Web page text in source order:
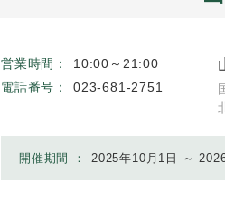
営業時間：
10:00～21:00
電話番号：
023-681-2751
開催期間 ： 2025年10月1日 ～